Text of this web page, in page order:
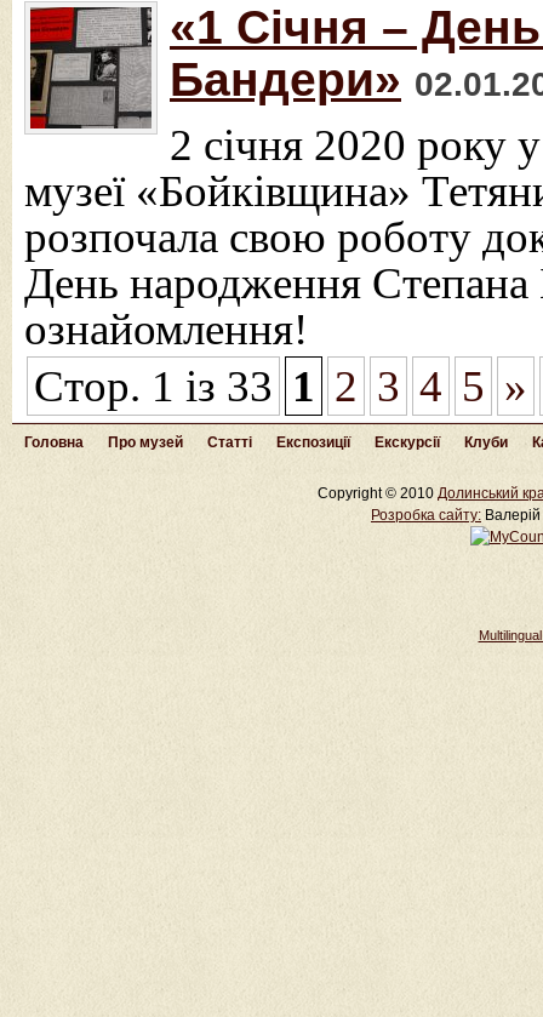
«1 Січня –
Бандери»
2 січня 2020 року
музеї «Бойківщина»
розпочала свою роботу
День народження
ознайомлення!
Стор. 1 із 33 1 2 3 4 5 »
Головна Про музей Статті Експозиції Екскурсії Клуби
Copyright © 2010 Долинський
Розробка cайту: